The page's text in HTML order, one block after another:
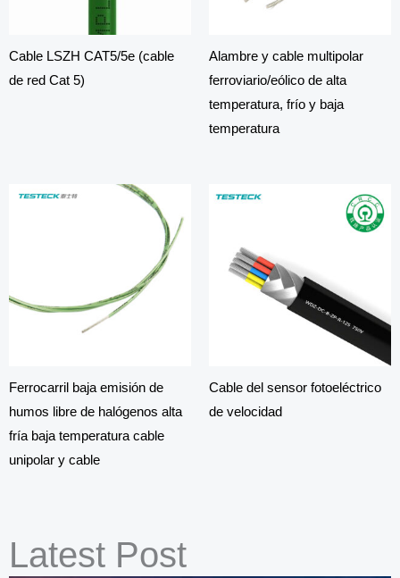
Cable LSZH CAT5/5e (cable
de red Cat 5)
Alambre y cable multipolar
ferroviario/eólico de alta
temperatura, frío y baja
temperatura
Ferrocarril baja emisión de
humos libre de halógenos alta
fría baja temperatura cable
unipolar y cable
Cable del sensor fotoeléctrico
de velocidad
Latest Post